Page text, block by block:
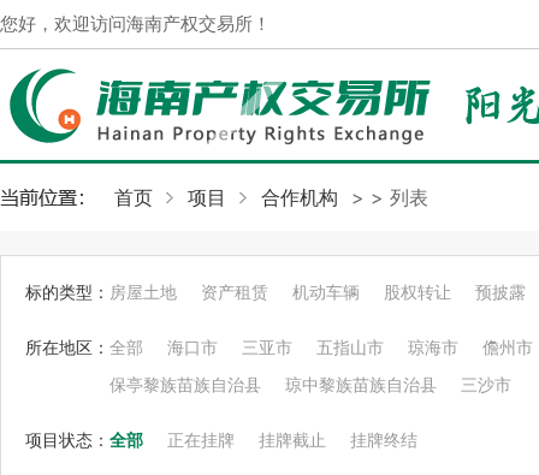
您好，欢迎访问海南产权交易所！
首页 项目 >
合作机构 > 列表
标的类型： 房屋土地 资产租赁 机动车辆 股权转让 预披露
所在地区： 全部 海口市 三亚市 五指山市 琼海市 儋州市
保亭黎族苗族自治县 琼中黎族苗族自治县 三沙市
项目状态： 全部 正在挂牌 挂牌截止 挂牌终结